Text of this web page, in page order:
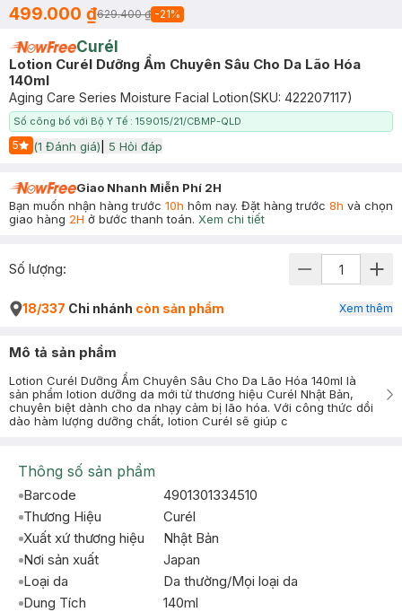
499.000 ₫629.400 ₫ -21%
Curél
Lotion Curél Dưỡng Ẩm Chuyên Sâu Cho Da Lão Hóa
140ml
Aging Care Series Moisture Facial Lotion(SKU: 422207117)
Số công bố với Bộ Y Tế : 159015/21/CBMP-QLD
5
Start Icon
(1 Đánh giá) 5 Hỏi đáp
Giao Nhanh Miễn Phí 2H
Bạn muốn nhận hàng trước 10h hôm nay. Đặt hàng trước 8h và chọn
giao hàng 2H ở bước thanh toán. Xem chi tiết
Số lượng:
18/337 Chi nhánh còn sản phẩm Xem thêm
Mô tả sản phẩm
Lotion Curél Dưỡng Ẩm Chuyên Sâu Cho Da Lão Hóa 140ml là
sản phẩm lotion dưỡng da mới từ thương hiệu Curél Nhật Bản,
chuyên biệt dành cho da nhạy cảm bị lão hóa. Với công thức dồi
dào hàm lượng dưỡng chất, lotion Curél sẽ giúp c
Thông số sản phẩm
Barcode
4901301334510
Thương Hiệu
Curél
Xuất xứ thương hiệu
Nhật Bản
Nơi sản xuất
Japan
Loại da
Da thường/Mọi loại da
Dung Tích
140ml